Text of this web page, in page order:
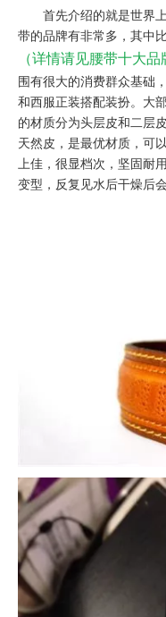
首先介绍的就是世界上
带的品牌有非常多，其中
（详情请见腰带十大品
围有很大的消费群众基础
和西服正装搭配装扮。大
的材质分为头层皮和二层
天然皮，是最优材质，可
上佳，很显档次，坚固耐
变型，反复见水后干燥后